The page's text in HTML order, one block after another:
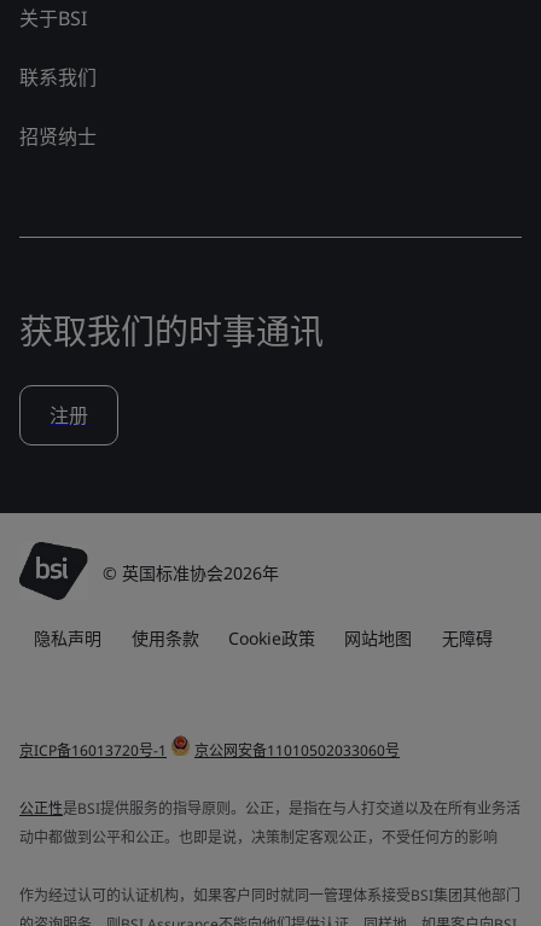
关于BSI
联系我们
招贤纳士
获取我们的时事通讯
注册
© 英国标准协会2026年
隐私声明 使用条款 Cookie政策 网站地图 无障碍
京ICP备16013720号-1 京公网安备11010502033060号
公正性是BSI提供服务的指导原则。公正，是指在与人打交道以及在所有业务活
动中都做到公平和公正。也即是说，决策制定客观公正，不受任何方的影响
作为经过认可的认证机构，如果客户同时就同一管理体系接受BSI集团其他部门